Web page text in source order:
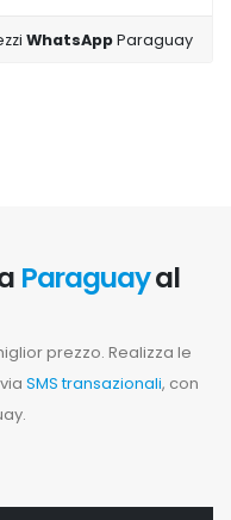
WhatsAppParaguay
Paraguayal
prezzo. Realizza le
SMS transazionali, con